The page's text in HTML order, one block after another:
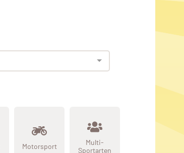
Motorsport
Multi-
Sportarten